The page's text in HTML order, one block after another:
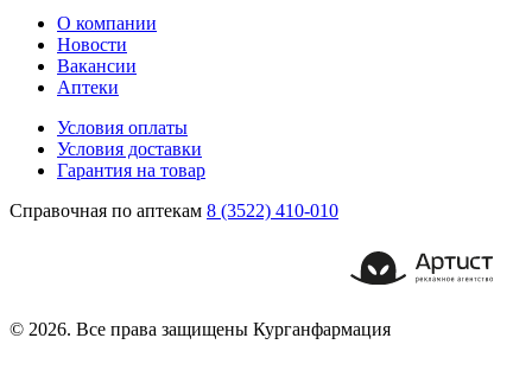
О компании
Новости
Вакансии
Аптеки
Условия оплаты
Условия доставки
Гарантия на товар
Справочная по аптекам 8 (3522) 410-010
© 2026. Все права защищены Курганфармация